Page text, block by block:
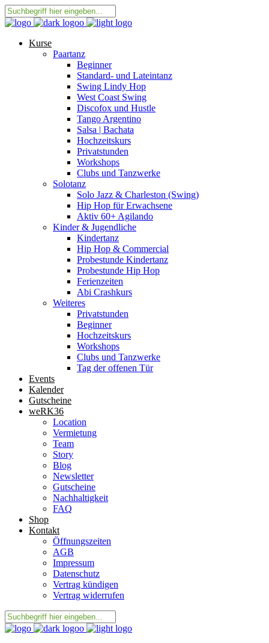
Kurse
Paartanz
Beginner
Standard- und Lateintanz
Swing Lindy Hop
West Coast Swing
Discofox und Hustle
Tango Argentino
Salsa | Bachata
Hochzeitskurs
Privatstunden
Workshops
Clubs und Tanzwerke
Solotanz
Solo Jazz & Charleston (Swing)
Hip Hop für Erwachsene
Aktiv 60+ Agilando
Kinder & Jugendliche
Kindertanz
Hip Hop & Commercial
Probestunde Kindertanz
Probestunde Hip Hop
Ferienzeiten
Abi Crashkurs
Weiteres
Privatstunden
Beginner
Hochzeitskurs
Workshops
Clubs und Tanzwerke
Tag der offenen Tür
Events
Kalender
Gutscheine
weRK36
Location
Vermietung
Team
Story
Blog
Newsletter
Gutscheine
Nachhaltigkeit
FAQ
Shop
Kontakt
Öffnungszeiten
AGB
Impressum
Datenschutz
Vertrag kündigen
Vertrag widerrufen